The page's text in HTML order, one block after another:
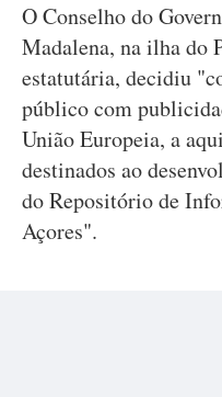
O Conselho do
Madalena, na ilha do
estatutária, decidiu
público com
União Europeia, a
destinados ao
do Repositório de
Açores".